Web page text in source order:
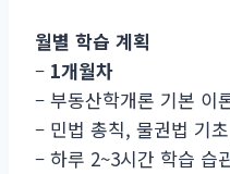
월별 학습 계획
– 1개월차
– 부동산학개론 기본 이
– 민법 총칙, 물권법 기
– 하루 2~3시간 학습 습